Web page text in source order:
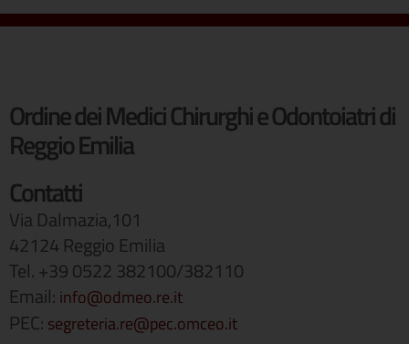
Ordine dei Medici Chirurghi e Odontoiatri di
Reggio Emilia
Contatti
Via Dalmazia,101
42124 Reggio Emilia
Tel. +39 0522 382100/382110
Email: info@odmeo.re.it
PEC: segreteria.re@pec.omceo.it